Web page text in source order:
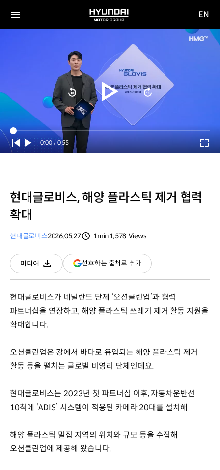
전체
HYUNDAI
MOTOR
사이
EN
Current
Time
0:00 / Duration
0:55
현대글로비스, 해양 플라스틱 제거 협력
확대
현대글로비스2026.05.27
1min1,578 Views
미디어
다운로드
선호하는 출처로 추가(새
창
현대글로비스가 네덜란드 단체 ‘오션클린업’과 협력
파트너십을 연장하고, 해양 플라스틱 쓰레기 제거 활동 지원을
확대합니다.
오션클린업은 강에서 바다로 유입되는 해양 플라스틱 제거
활동 등을 펼치는 글로벌 비영리 단체인데요.
현대글로비스는 2023년 첫 파트너십 이후, 자동차운반선
10척에 ‘ADIS’ 시스템이 적용된 카메라 20대를 설치해
해양 플라스틱 밀집 지역의 위치와 규모 등을 수집해
오션클린업에 제공해 왔습니다.